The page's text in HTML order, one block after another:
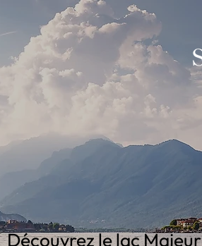
Découvrez le lac Majeur